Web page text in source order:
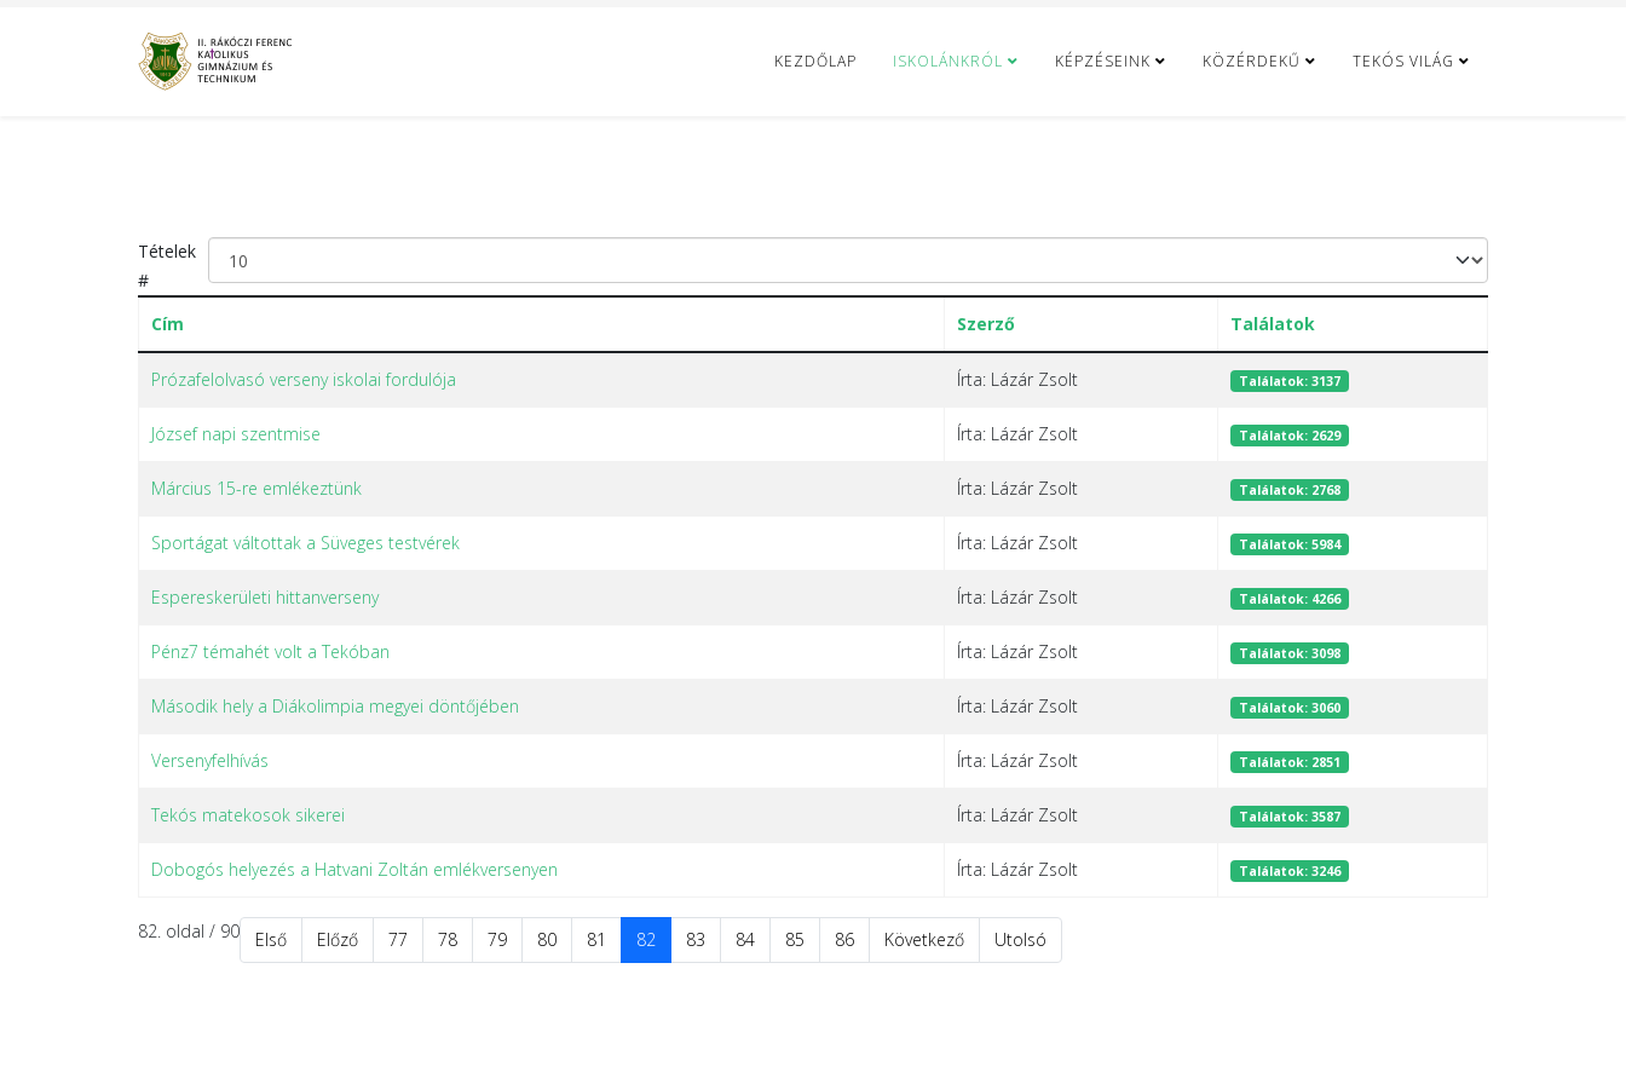
KEZDŐLAP ISKOLÁNKRÓL KÉPZÉSEINK KÖZÉRDEKŰ TEKÓS VILÁG
Tételek
#
Cím
Szerző Találatok
Prózafelolvasó verseny iskolai fordulója Írta: Lázár Zsolt Találatok: 3137
József napi szentmise Írta: Lázár Zsolt Találatok: 2629
Március 15-re emlékeztünk Írta: Lázár Zsolt Találatok: 2768
Sportágat váltottak a Süveges testvérek Írta: Lázár Zsolt Találatok: 5984
Espereskerületi hittanverseny Írta: Lázár Zsolt Találatok: 4266
Pénz7 témahét volt a Tekóban Írta: Lázár Zsolt Találatok: 3098
Második hely a Diákolimpia megyei döntőjében Írta: Lázár Zsolt Találatok: 3060
Versenyfelhívás Írta: Lázár Zsolt Találatok: 2851
Tekós matekosok sikerei Írta: Lázár Zsolt Találatok: 3587
Dobogós helyezés a Hatvani Zoltán emlékversenyen Írta: Lázár Zsolt Találatok: 3246
82. oldal / 90 Első Előző 77 78 79 80 81 82 83 84 85 86 Következő Utolsó